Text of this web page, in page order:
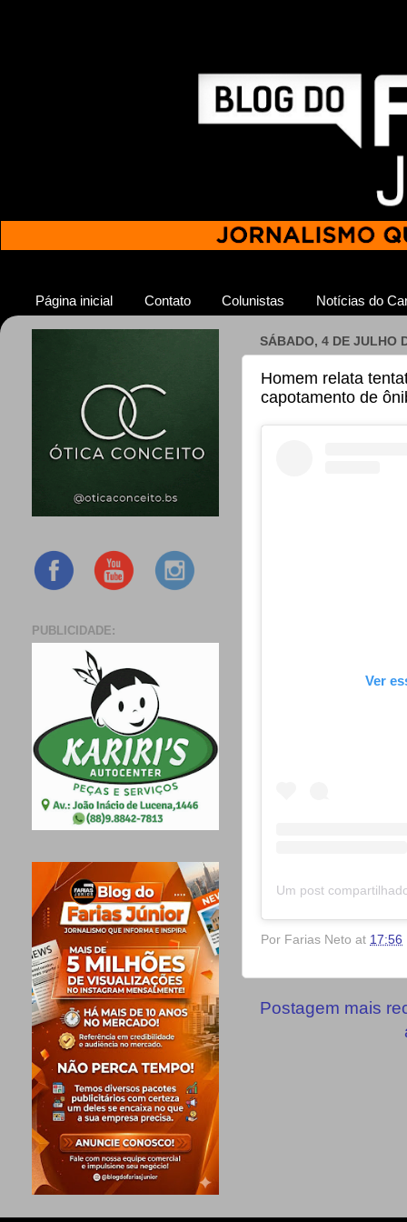
Página inicial Contato Colunistas Notícias do
SÁBADO, 4 DE JULHO
Homem relata
capotamento de
Ver
Por Farias Neto at 17:56
Postagem mais
PUBLICIDADE: